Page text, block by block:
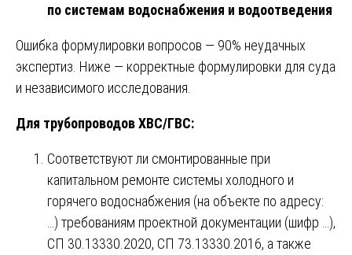
по системам водоснабжения и водоотведения
Ошибка формулировки вопросов — 90% неудачных
экспертиз. Ниже — корректные формулировки для суда
и независимого исследования.
Для трубопроводов ХВС/ГВС:
Соответствуют ли смонтированные при
капитальном ремонте системы холодного и
горячего водоснабжения (на объекте по адресу:
…) требованиям проектной документации (шифр …),
СП 30.13330.2020, СП 73.13330.2016, а также